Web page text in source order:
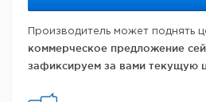
Производитель может поднять
коммерческое предложение
зафиксируем за вами текущую